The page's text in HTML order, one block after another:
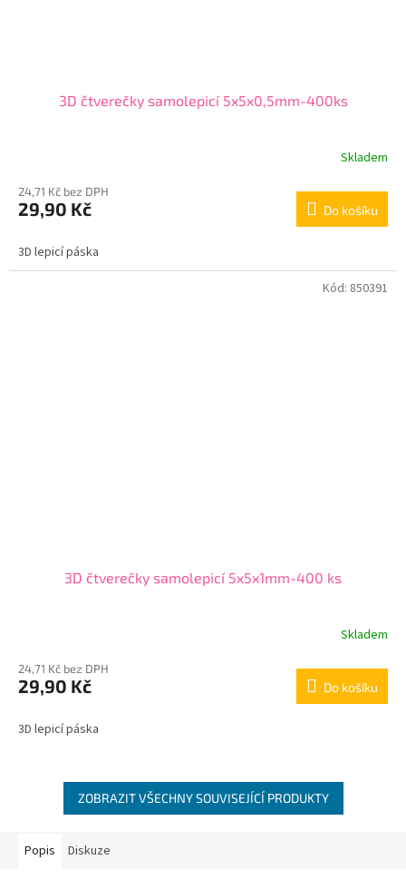
3D čtverečky samolepicí 5x5x0,5mm-400ks
Skladem
24,71 Kč bez DPH
29,90 Kč Do košíku
3D lepicí páska
3D čtverečky samolepicí 5x5x1mm-400 ks
Skladem
24,71 Kč bez DPH
29,90 Kč Do košíku
3D lepicí páska
Kód: 850391
ZOBRAZIT VŠECHNY SOUVISEJÍCÍ PRODUKTY
Popis Diskuze